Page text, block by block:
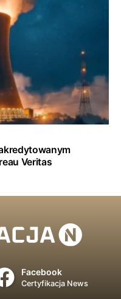
Veritas
Facebook
Certyfikacja News